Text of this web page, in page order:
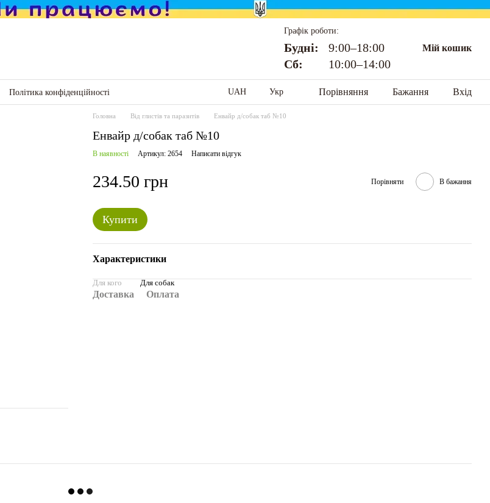
Графік роботи:
Будні:
9:00–18:00
Сб:
10:00–14:00
Мій кошик
Політика конфіденційності
UAH Укр Порівняння Бажання Вхід
Головна Від глистів та паразитів Енвайр д/собак таб №10
Енвайр д/собак таб №10
В наявності Артикул: 2654 Написати відгук
234.50 грн Порівняти В бажання
Купити
Характеристики
Для кого Для собак
Доставка Оплата